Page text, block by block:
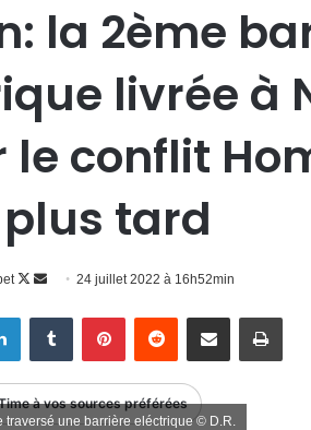
la 2ème
livrée à
le conflit
tard
Follow
Envoyer
courriel
24 juillet 2022 à 16h52min
LinkedinTumblr PinterestReddit Partager par email
à vos sources préférées
traversé une barrière eléctrique © D.R.